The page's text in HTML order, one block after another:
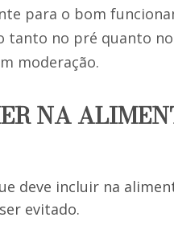
para o bom
tanto no pré quanto
moderação.
NA
deve incluir na
evitado.